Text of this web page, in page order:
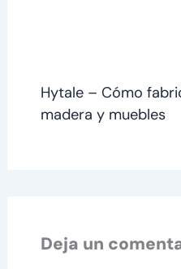
Hytale – Cómo
madera y muebles
Deja un